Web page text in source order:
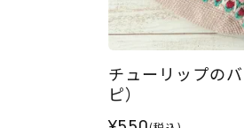
チューリップの
ピ）